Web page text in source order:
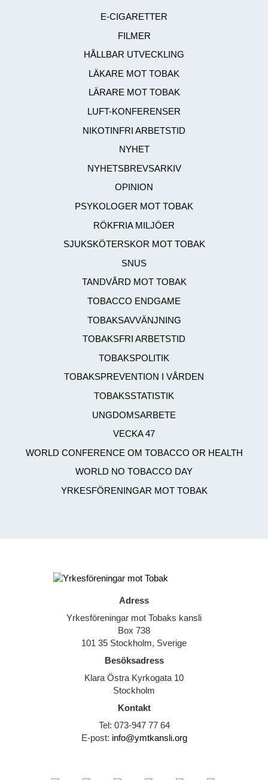
E-CIGARETTER
FILMER
HÅLLBAR UTVECKLING
LÄKARE MOT TOBAK
LÄRARE MOT TOBAK
LUFT-KONFERENSER
NIKOTINFRI ARBETSTID
NYHET
NYHETSBREVSARKIV
OPINION
PSYKOLOGER MOT TOBAK
RÖKFRIA MILJÖER
SJUKSKÖTERSKOR MOT TOBAK
SNUS
TANDVÅRD MOT TOBAK
TOBACCO ENDGAME
TOBAKSAVVÄNJNING
TOBAKSFRI ARBETSTID
TOBAKSPOLITIK
TOBAKSPREVENTION I VÅRDEN
TOBAKSSTATISTIK
UNGDOMSARBETE
VECKA 47
WORLD CONFERENCE OM TOBACCO OR HEALTH
WORLD NO TOBACCO DAY
YRKESFÖRENINGAR MOT TOBAK
Adress
Yrkesföreningar mot Tobaks kansli
Box 738
101 35 Stockholm, Sverige
Besöksadress
Klara Östra Kyrkogata 10
Stockholm
Kontakt
Tel: 073-947 77 64
E-post: info@ymtkansli.org